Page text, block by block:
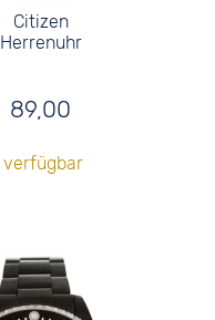
Citizen
Herrenuhr
89,00
verfügbar